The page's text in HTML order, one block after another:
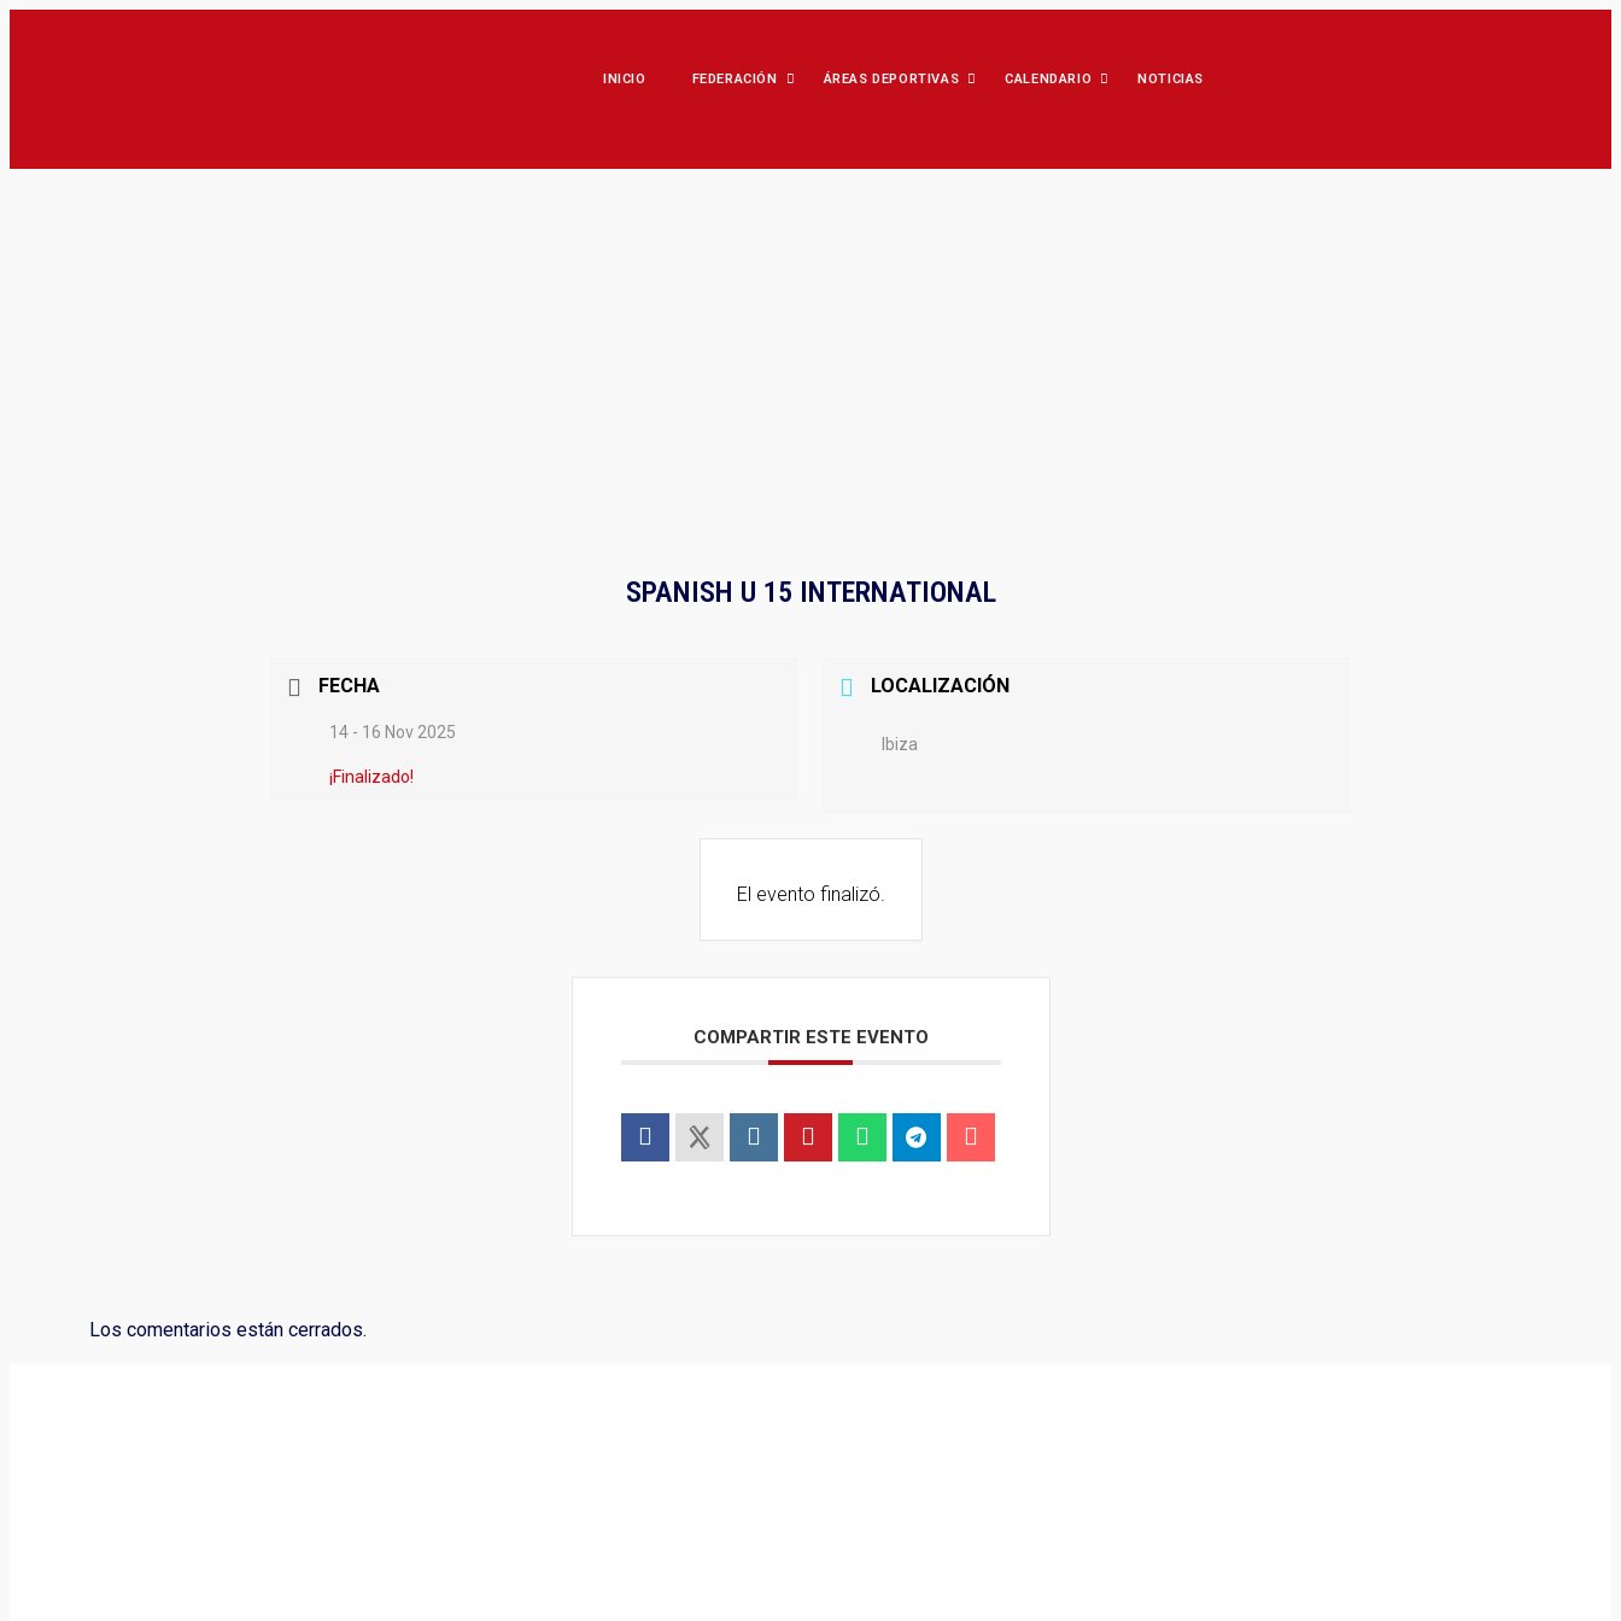
INICIO FEDERACIÓN ÁREAS DEPORTIVAS CALENDARIO NOTICIAS
SPANISH U 15 INTERNATIONAL
FECHA
14 - 16 Nov 2025
¡Finalizado!
LOCALIZACIÓN
Ibiza
El evento finalizó.
COMPARTIR ESTE EVENTO
Los comentarios están cerrados.